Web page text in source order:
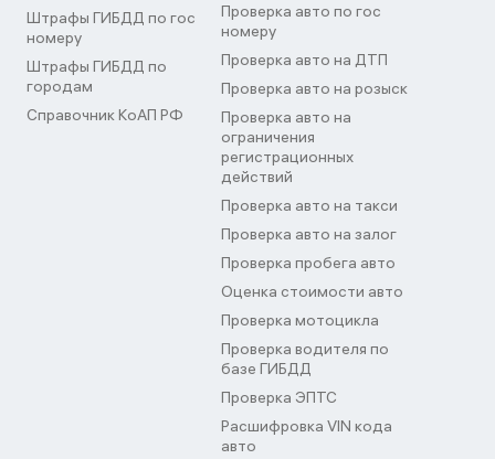
Штрафы ГИБДД по гос
номеру
Штрафы ГИБДД по
городам
Справочник КоАП РФ
Проверка авто по гос
номеру
Проверка авто на ДТП
Проверка авто на розыск
Проверка авто на
ограничения
регистрационных
действий
Проверка авто на такси
Проверка авто на залог
Проверка пробега авто
Оценка стоимости авто
Проверка мотоцикла
Проверка водителя по
базе ГИБДД
Проверка ЭПТС
Расшифровка VIN кода
авто